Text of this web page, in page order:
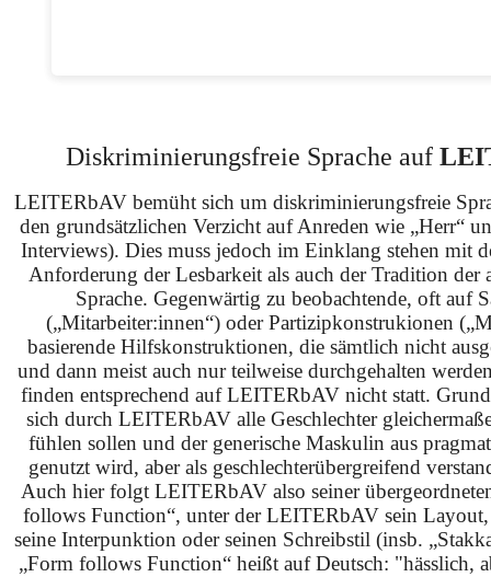
Diskriminierungsfreie Sprache auf
LEITERbAV bemüht sich um diskriminierungsfreie
den grundsätzlichen Verzicht auf Anreden wie „Herr“
Interviews). Dies muss jedoch im Einklang stehen mit
Anforderung der Lesbarkeit als auch der Tradition der
Sprache. Gegenwärtig zu beobachtende, oft auf
(„Mitarbeiter:innen“) oder Partizipkonstrukionen
basierende Hilfskonstruktionen, die sämtlich nicht
und dann meist auch nur teilweise durchgehalten
finden entsprechend auf LEITERbAV nicht statt.
sich durch LEITERbAV alle Geschlechter
fühlen sollen und der generische Maskulin aus
genutzt wird, aber als geschlechterübergreifend
Auch hier folgt LEITERbAV also seiner
follows Function“, unter der LEITERbAV sein Layout,
seine Interpunktion oder seinen Schreibstil (insb.
„Form follows Function“ heißt auf Deutsch: "hässlich,